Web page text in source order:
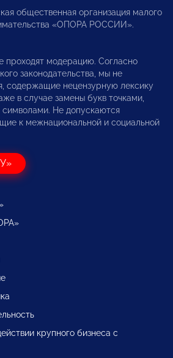
общественная организация малого
«ОПОРА РОССИИ».
проходят модерацию. Согласно
законодательства, мы не
содержащие нецензурную лексику
в случае замены букв точками,
Не допускаются
к межнациональной и социальной
крупного бизнеса с